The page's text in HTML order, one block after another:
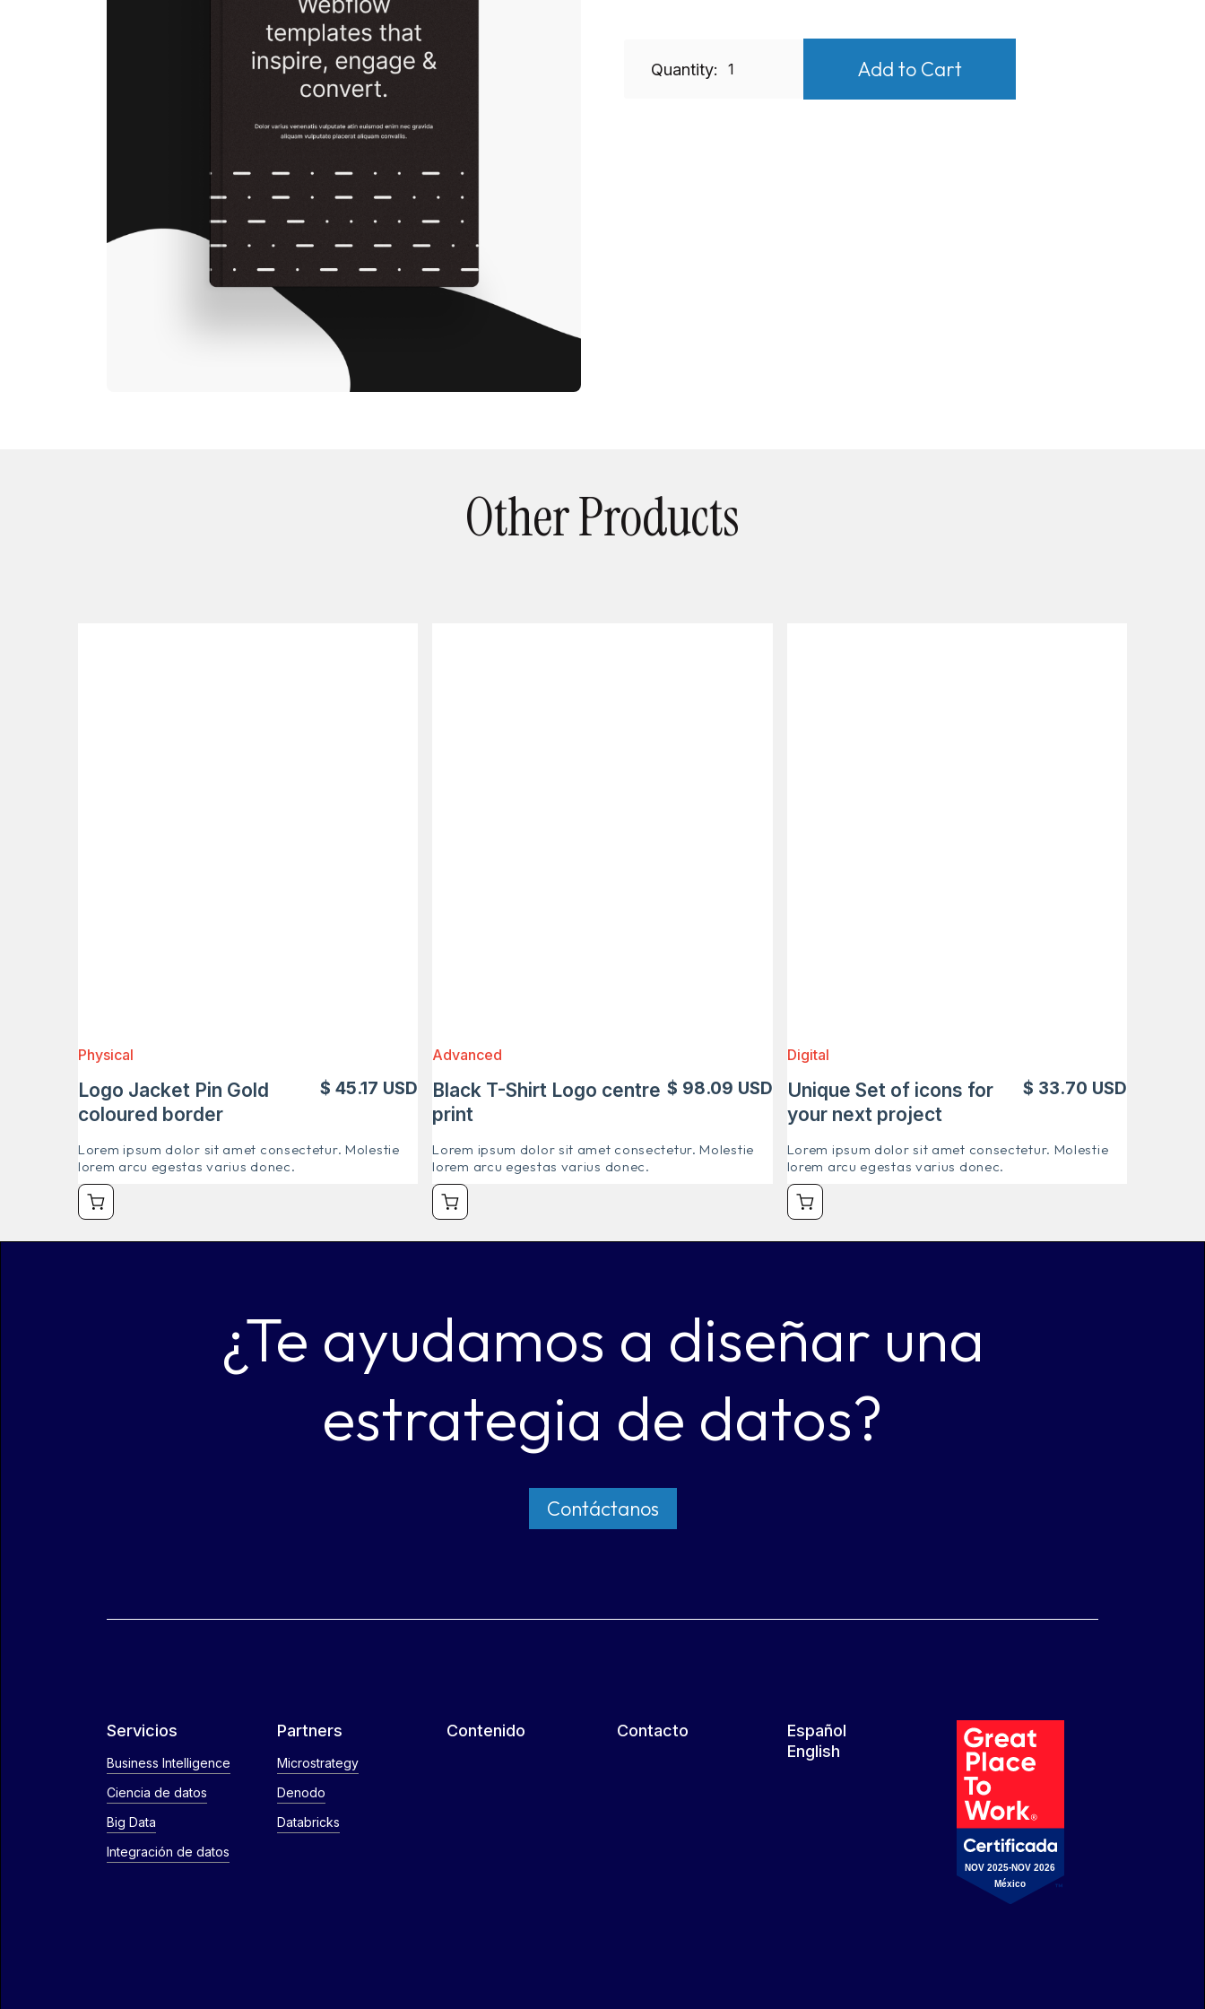
Quantity:
Other Products
Physical
Logo Jacket Pin Gold
coloured border
$ 45.17 USD
Lorem ipsum dolor sit amet consectetur. Molestie
lorem arcu egestas varius donec.
Advanced
Black T-Shirt Logo centre
print
$ 98.09 USD
Lorem ipsum dolor sit amet consectetur. Molestie
lorem arcu egestas varius donec.
Digital
Unique Set of icons for
your next project
$ 33.70 USD
Lorem ipsum dolor sit amet consectetur. Molestie
lorem arcu egestas varius donec.
¿Te ayudamos a diseñar una
estrategia de datos?
Contáctanos
Servicios
Business Intelligence
Ciencia de datos
Big Data
Integración de datos
Partners
Microstrategy
Denodo
Databricks
Contenido Contacto
Español
English